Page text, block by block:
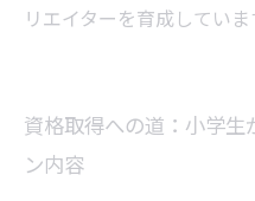
リエイターを育成していま
資格取得への道：小学
ン内容